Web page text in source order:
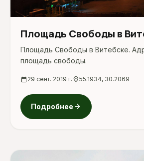
Площадь Свободы в
Площадь Свободы в Витебске.
площадь свободы.
calendar_today 29 сент. 2019 г. location_on55.1934, 30.2069
Подробнее arrow_forward